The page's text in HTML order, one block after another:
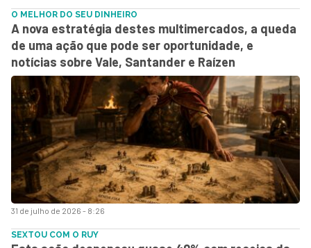
31 de julho de 2026 - 8:26
O MELHOR DO SEU DINHEIRO
A nova estratégia destes multimercados, a queda
de uma ação que pode ser oportunidade, e
notícias sobre Vale, Santander e Raízen
SEXTOU COM O RUY